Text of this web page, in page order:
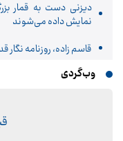
دیزنی دست به قمار
نمایش داده می‌شوند
قاسم زاده، روزنامه
وب‌گردی